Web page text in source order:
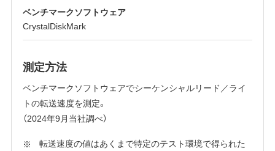
ベンチマークソフトウェア
CrystalDiskMark
測定方法
ベンチマークソフトウェアでシーケンシャルリード／ライ
トの転送速度を測定。
（2024年9月当社調べ）
転送速度の値はあくまで特定のテスト環境で得られた